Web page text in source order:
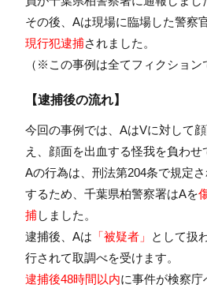
その後、Aは現場に臨場した警察
現行犯逮捕されました。
（※この事例は全てフィクション
【逮捕後の流れ】
今回の事例では、AはVに対して
え、顔面を出血する怪我を負わせ
Aの行為は、刑法第204条で規定
するため、千葉県柏警察署はAを
捕しました。
逮捕後、Aは 「被疑者」
として扱
行されて取調べを受けます。
逮捕後48時間以内に事件が検察庁